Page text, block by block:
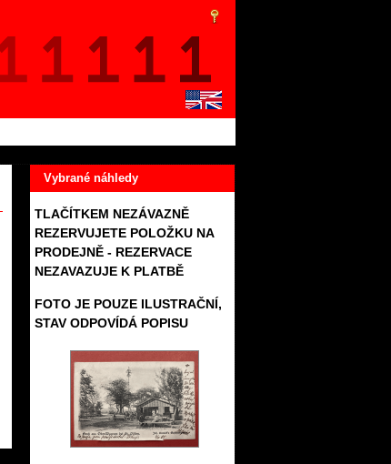
Vybrané náhledy
TLAČÍTKEM NEZÁVAZNĚ
REZERVUJETE POLOŽKU NA
PRODEJNĚ - REZERVACE
NEZAVAZUJE K PLATBĚ
FOTO JE POUZE ILUSTRAČNÍ,
STAV ODPOVÍDÁ POPISU